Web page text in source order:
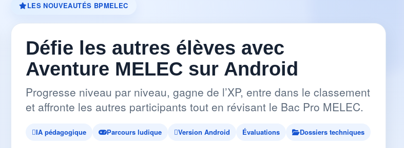
LES NOUVEAUTÉS BPMELEC
Défie les autres élèves avec
Aventure MELEC sur Android
Progresse niveau par niveau, gagne de l’XP, entre dans le classement
et affronte les autres participants tout en révisant le Bac Pro MELEC.
IA pédagogique Parcours ludique Version Android Évaluations Dossiers techniques